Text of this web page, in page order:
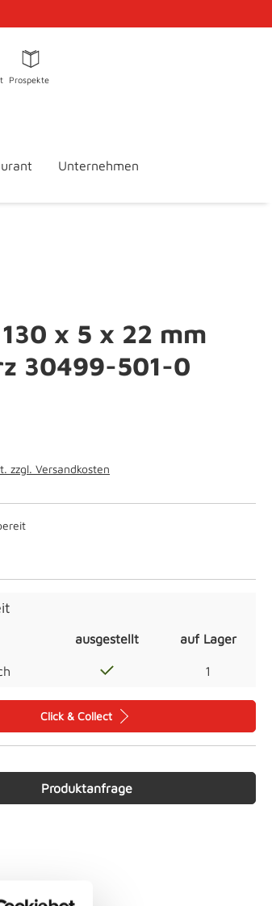
Prospekte
Unternehmen
x 5 x 22 mm
30499-501-0
zzgl. Versandkosten
ausgestellt auf Lager
1
Click & Collect
Produktanfrage